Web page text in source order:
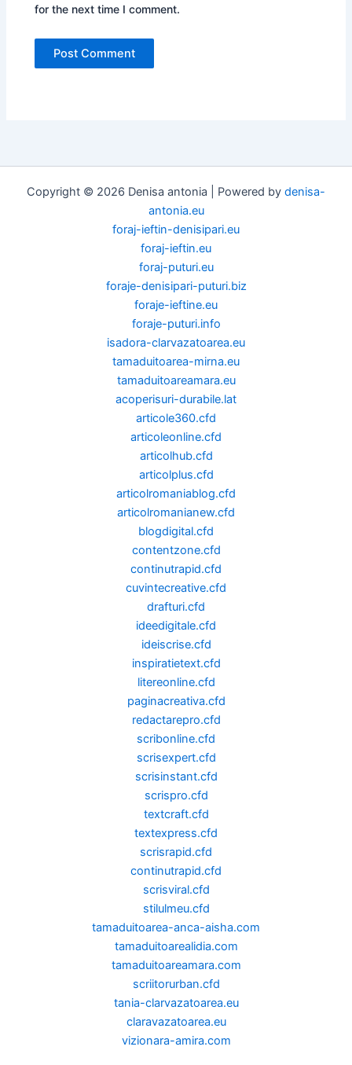
for the next time I comment.
Copyright © 2026 Denisa antonia | Powered by denisa-
antonia.eu
foraj-ieftin-denisipari.eu
foraj-ieftin.eu
foraj-puturi.eu
foraje-denisipari-puturi.biz
foraje-ieftine.eu
foraje-puturi.info
isadora-clarvazatoarea.eu
tamaduitoarea-mirna.eu
tamaduitoareamara.eu
acoperisuri-durabile.lat
articole360.cfd
articoleonline.cfd
articolhub.cfd
articolplus.cfd
articolromaniablog.cfd
articolromanianew.cfd
blogdigital.cfd
contentzone.cfd
continutrapid.cfd
cuvintecreative.cfd
drafturi.cfd
ideedigitale.cfd
ideiscrise.cfd
inspiratietext.cfd
litereonline.cfd
paginacreativa.cfd
redactarepro.cfd
scribonline.cfd
scrisexpert.cfd
scrisinstant.cfd
scrispro.cfd
textcraft.cfd
textexpress.cfd
scrisrapid.cfd
continutrapid.cfd
scrisviral.cfd
stilulmeu.cfd
tamaduitoarea-anca-aisha.com
tamaduitoarealidia.com
tamaduitoareamara.com
scriitorurban.cfd
tania-clarvazatoarea.eu
claravazatoarea.eu
vizionara-amira.com